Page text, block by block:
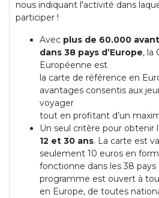
nous indiquant l'activité dans
participer !
Avec plus de 60.000
dans 38 pays d’Europe, la
Européenne est
la carte de référence en
avantages consentis aux
voyager
tout en profitant d’un
Un seul critère pour obtenir
12 et 30 ans. La carte est
seulement 10 euros en
fonctionne dans les 38
programme est ouvert à
en Europe, de toutes